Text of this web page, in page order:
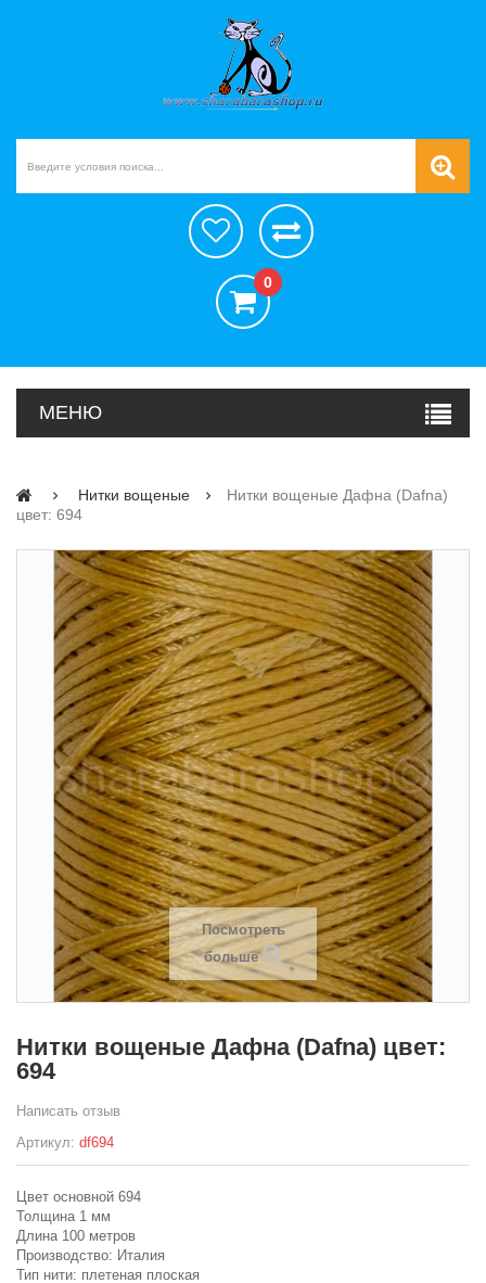
0
МЕНЮ
Нитки вощеные
Нитки вощеные Дафна (Dafna)
цвет: 694
Посмотреть
больше
Нитки вощеные Дафна (Dafna) цвет:
694
Написать отзыв
Артикул: df694
Цвет основной 694
Толщина 1 мм
Длина 100 метров
Производство: Италия
Тип нити: плетеная плоская